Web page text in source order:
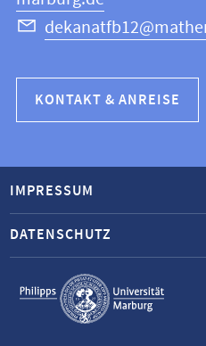
KONTAKT & ANREISE
Service-
Navigation
IMPRESSUM
DATENSCHUTZ